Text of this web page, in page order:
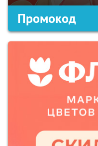
Промокод